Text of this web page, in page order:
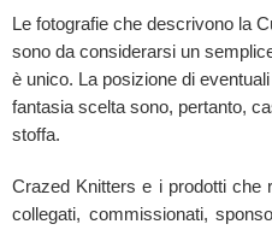
Le fotografie che descrivono la
sono da considerarsi un
è unico. La posizione di
fantasia scelta sono, pertanto,
stoffa.
Crazed Knitters e i prodotti che
collegati, commissionati,